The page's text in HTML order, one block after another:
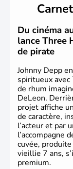
occupée par les
dans
Saint-Domingue.
indépendante
est adoptée en
aujourd'hui
Antilles.
Du cinéma
lance Three
de pirate
Johnny Depp
spiritueux
de rhum
DeLeon.
projet affiche
de caractère,
l’acteur et par
l’accompagne
cuvée,
vieillie 7 ans,
premium.